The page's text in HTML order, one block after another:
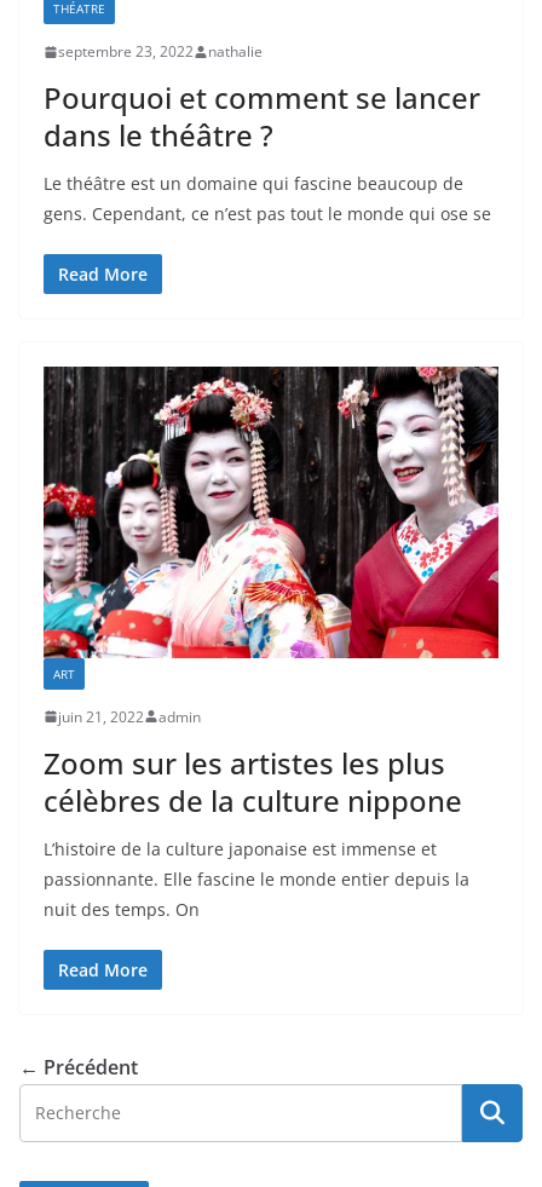
THÉATRE
septembre 23, 2022 nathalie
Pourquoi et comment se lancer
dans le théâtre ?
Le théâtre est un domaine qui fascine beaucoup de
gens. Cependant, ce n’est pas tout le monde qui ose se
Read More
ART
juin 21, 2022 admin
Zoom sur les artistes les plus
célèbres de la culture nippone
L’histoire de la culture japonaise est immense et
passionnante. Elle fascine le monde entier depuis la
nuit des temps. On
Read More
← Précédent